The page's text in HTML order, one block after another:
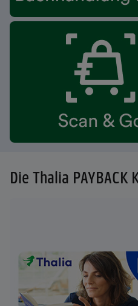
Die Thalia PAYBACK